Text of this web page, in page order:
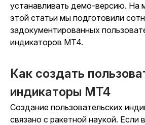
устанавливать демо-версию. На
этой статьи мы подготовили
задокументированных
индикаторов MT4.
Как создать
индикаторы MT4
Создание пользовательских
связано с ракетной наукой. Если